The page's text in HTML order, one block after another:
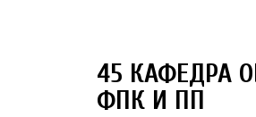
45 КАФЕДРА
ФПК И ПП